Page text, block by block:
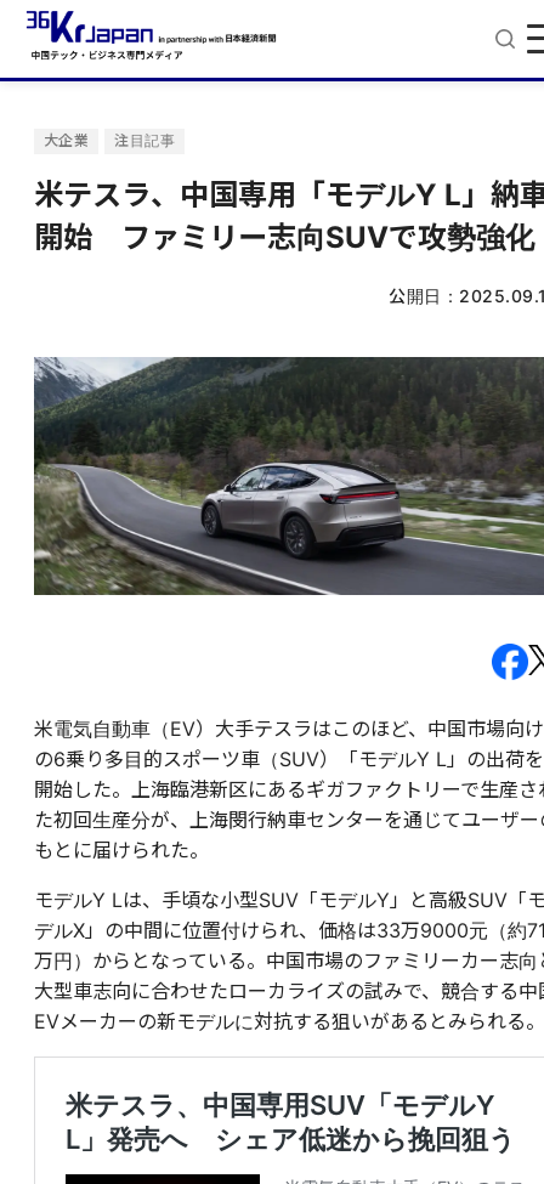
大企業 注目記事
米テスラ、中国専用「モデルY L」納
開始 ファミリー志向SUVで攻勢強化
公開日：
米電気自動車（EV）大手テスラはこのほど、中国市場向け
の6乗り多目的スポーツ車（SUV）「モデルY L」の出荷を
開始した。上海臨港新区にあるギガファクトリーで生産さ
た初回生産分が、上海閔行納車センターを通じてユーザー
もとに届けられた。
モデルY Lは、手頃な小型SUV「モデルY」と高級SUV「
デルX」の中間に位置付けられ、価格は33万9000元（約
万円）からとなっている。中国市場のファミリーカー志向
大型車志向に合わせたローカライズの試みで、競合する中
EVメーカーの新モデルに対抗する狙いがあるとみられる。